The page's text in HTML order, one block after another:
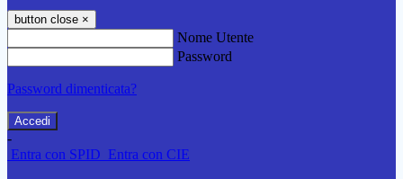
button close ×
Nome Utente
Password
Password dimenticata?
-
Entra con SPID Entra con CIE